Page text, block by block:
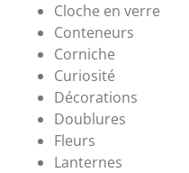
Cloche en verre
Conteneurs
Corniche
Curiosité
Décorations
Doublures
Fleurs
Lanternes